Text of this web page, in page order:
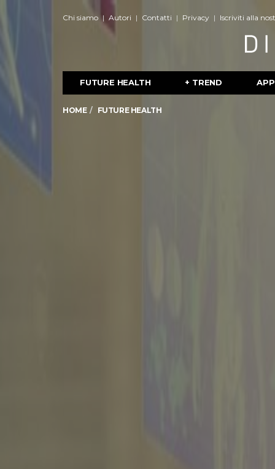
Chi siamo Autori Contatti Privacy Iscriviti alla
FUTURE HEALTH + TREND APP
HOME FUTURE HEALTH